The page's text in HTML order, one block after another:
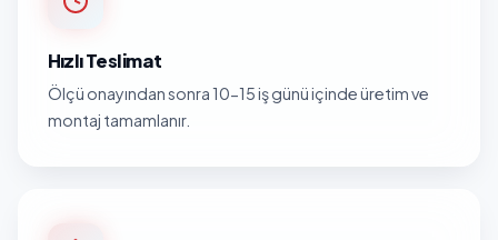
Hızlı Teslimat
Ölçü onayından sonra 10-15 iş günü içinde üretim ve
montaj tamamlanır.